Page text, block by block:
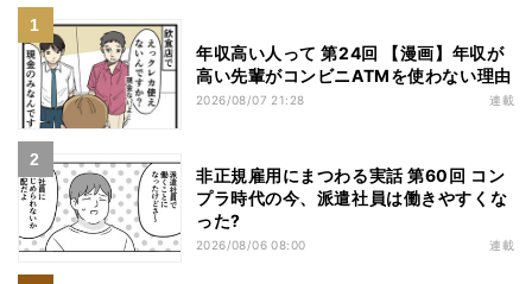
年収高い人って 第24回 【漫画】年収が
高い先輩がコンビニATMを使わない理由
2026/08/07 21:28 連載
非正規雇用にまつわる実話 第60回 コン
プラ時代の今、派遣社員は働きやすくな
った?
2026/08/06 08:00 連載